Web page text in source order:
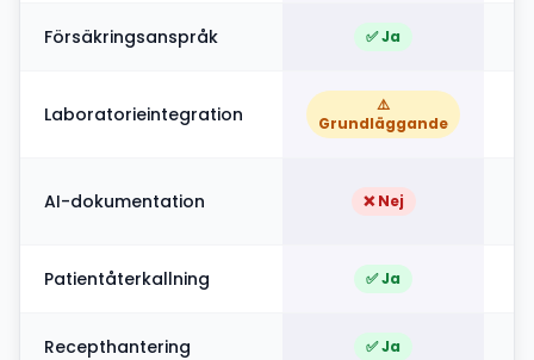
Försäkringsanspråk ✅ Ja
Laboratorieintegration
⚠️
Grundläggande
AI-dokumentation ❌ Nej
Patientåterkallning ✅ Ja
Recepthantering ✅ Ja